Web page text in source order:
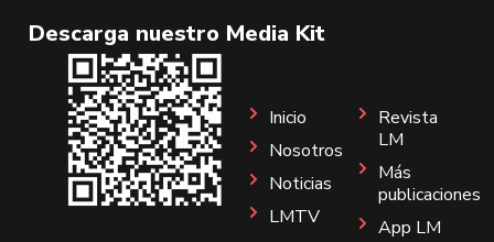
Descarga nuestro Media Kit
Inicio
Nosotros
Noticias
LMTV
Revista
LM
Más
publicaciones
App LM